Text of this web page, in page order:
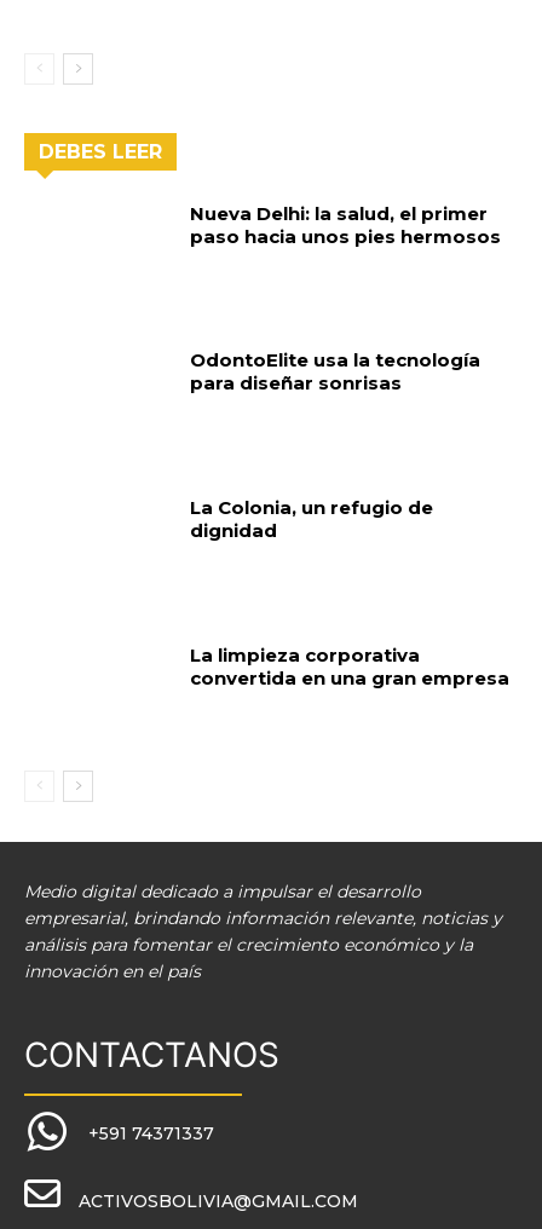
DEBES LEER
Nueva Delhi: la salud, el primer
paso hacia unos pies hermosos
OdontoElite usa la tecnología
para diseñar sonrisas
La Colonia, un refugio de
dignidad
La limpieza corporativa
convertida en una gran empresa
Medio digital dedicado a impulsar el desarrollo
empresarial, brindando información relevante, noticias y
análisis para fomentar el crecimiento económico y la
innovación en el país
CONTACTANOS
+591 74371337
ACTIVOSBOLIVIA@GMAIL.COM